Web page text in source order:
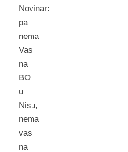
Novinar:
pa
nema
Vas
na
BO
u
Nisu,
nema
vas
na